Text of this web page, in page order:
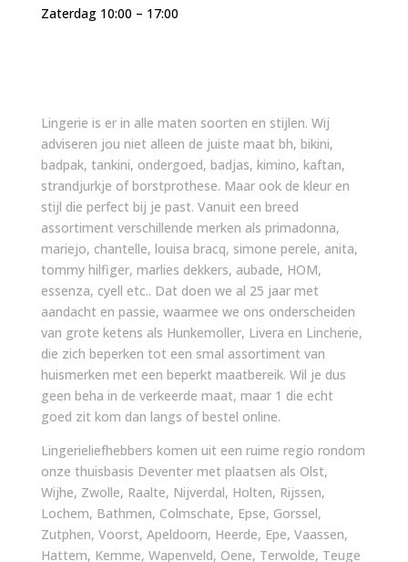
Zaterdag 10:00 – 17:00
Lingerie is er in alle maten soorten en stijlen. Wij
adviseren jou niet alleen de juiste maat bh, bikini,
badpak, tankini, ondergoed, badjas, kimino, kaftan,
strandjurkje of borstprothese. Maar ook de kleur en
stijl die perfect bij je past. Vanuit een breed
assortiment verschillende merken als primadonna,
mariejo, chantelle, louisa bracq, simone perele, anita,
tommy hilfiger, marlies dekkers, aubade, HOM,
essenza, cyell etc.. Dat doen we al 25 jaar met
aandacht en passie, waarmee we ons onderscheiden
van grote ketens als Hunkemoller, Livera en Lincherie,
die zich beperken tot een smal assortiment van
huismerken met een beperkt maatbereik. Wil je dus
geen beha in de verkeerde maat, maar 1 die echt
goed zit kom dan langs of bestel online.
Lingerieliefhebbers komen uit een ruime regio rondom
onze thuisbasis Deventer met plaatsen als Olst,
Wijhe, Zwolle, Raalte, Nijverdal, Holten, Rijssen,
Lochem, Bathmen, Colmschate, Epse, Gorssel,
Zutphen, Voorst, Apeldoorn, Heerde, Epe, Vaassen,
Hattem, Kemme, Wapenveld, Oene, Terwolde, Teuge